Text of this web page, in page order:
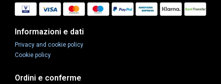
Informazioni e dati
Privacy and cookie policy
Cookie policy
Ordini e conferme